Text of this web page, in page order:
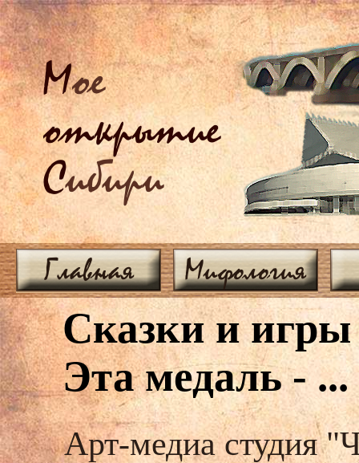
Мое
открытие
Сибири
Главная Мифология
Сказки и игры
Эта медаль - ...
Арт-медиа студия